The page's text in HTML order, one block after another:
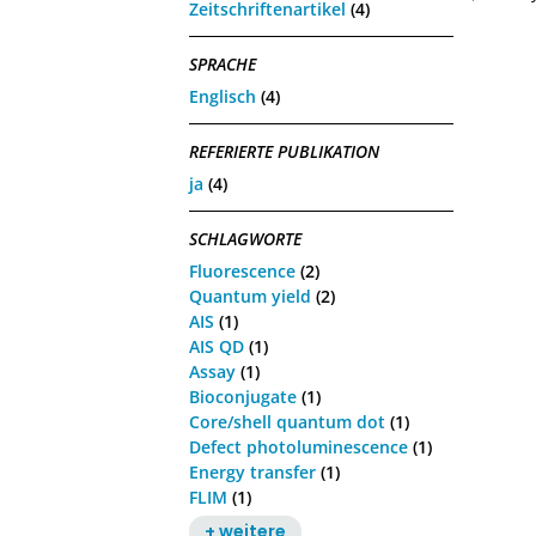
Zeitschriftenartikel (4)
SPRACHE
Englisch (4)
REFERIERTE PUBLIKATION
ja (4)
SCHLAGWORTE
Fluorescence (2)
Quantum yield (2)
AIS (1)
AIS QD (1)
Assay (1)
Bioconjugate (1)
Core/shell quantum dot (1)
Defect photoluminescence (1)
Energy transfer (1)
FLIM (1)